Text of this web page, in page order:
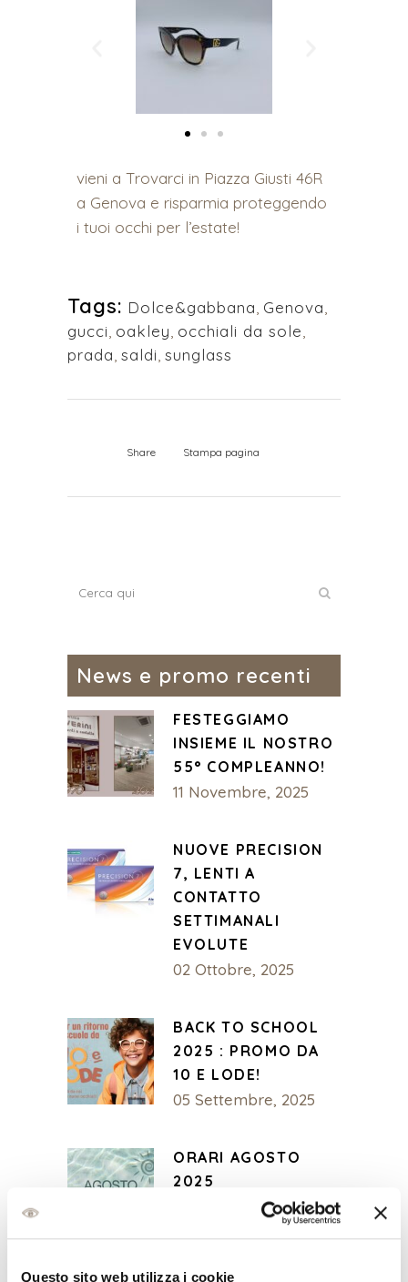
Questo sito web utilizza i cookie
vieni a Trovarci in Piazza Giusti 46R
a Genova e risparmia proteggendo
i tuoi occhi per l’estate!
Tags: Dolce&gabbana Genova
gucci oakley occhiali da sole
prada saldi sunglass
Share Stampa pagina
News e promo recenti
FESTEGGIAMO
INSIEME IL NOSTRO
55° COMPLEANNO!
11 Novembre, 2025
NUOVE PRECISION
7, LENTI A
CONTATTO
SETTIMANALI
EVOLUTE
02 Ottobre, 2025
BACK TO SCHOOL
2025 : PROMO DA
10 E LODE!
05 Settembre, 2025
ORARI AGOSTO
2025
26 Luglio, 2025